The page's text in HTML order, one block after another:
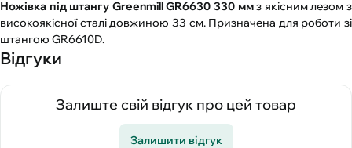
Ножівка під штангу Greenmill GR6630 330 ммз якісним лезом з
високоякісної сталі довжиною 33 см. Призначена для роботи зі
штангою GR6610D.
Відгуки
Залиште свій відгук про цей товар
Залишити відгук